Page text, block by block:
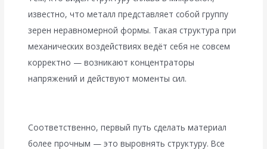
известно, что металл представляет собой группу
зерен неравномерной формы. Такая структура при
механических воздействиях ведёт себя не совсем
корректно — возникают концентраторы
напряжений и действуют моменты сил.
Соответственно, первый путь сделать материал
более прочным — это выровнять структуру. Все